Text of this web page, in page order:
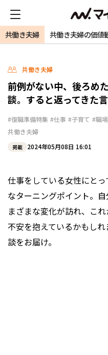
共働き夫婦 共働き夫婦の価値
共働き夫婦
前例がない中、後ろめ
談。すると返ってきた
#復職準備特集 #仕事 #子育て #職
共働き夫婦
掲載 2024年05月08日 16:01
仕事をしている女性にと
なターニングポイント。
まざまな変化が訪れ、こ
不安を抱えているかもし
談をお届け。